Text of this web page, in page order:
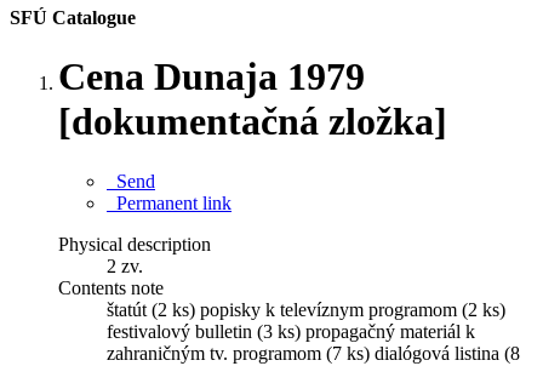
SFÚ Catalogue
Cena Dunaja 1979
[dokumentačná zložka]
Send
Permanent link
Physical description
2 zv.
Contents note
štatút (2 ks) popisky k televíznym programom (2 ks)
festivalový bulletin (3 ks) propagačný materiál k
zahraničným tv. programom (7 ks) dialógová listina (8